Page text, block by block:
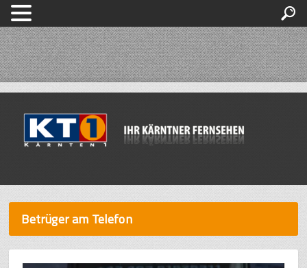
Betrüger am Telefon